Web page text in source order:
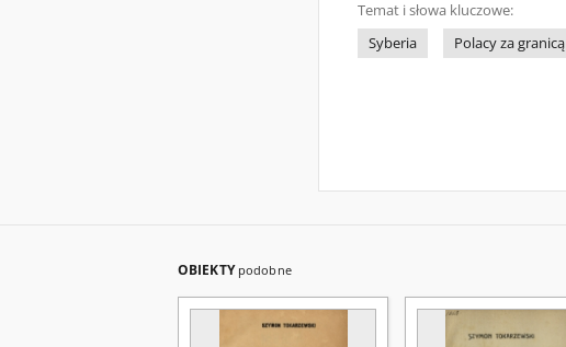
Temat i słowa kluczowe:
Syberia
Polacy za granicą
OBIEKTY podobne